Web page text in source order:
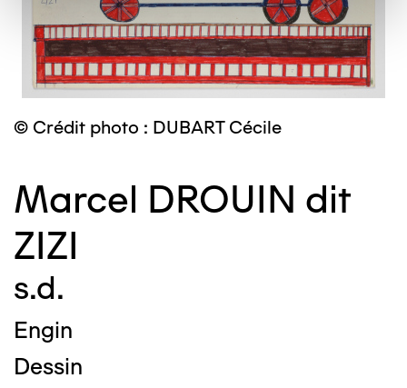
© Crédit photo : DUBART Cécile
Marcel DROUIN dit
ZIZI
s.d.
Engin
Dessin